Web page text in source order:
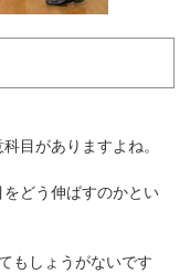
目がありますよね。
どう伸ばすのかとい
もしょうがないです